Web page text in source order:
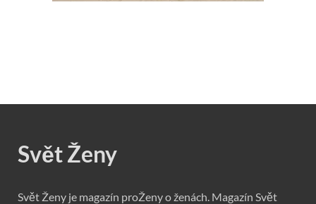
Svět Ženy
Svět Ženy je magazín proŽeny o ženách. Magazín Svět